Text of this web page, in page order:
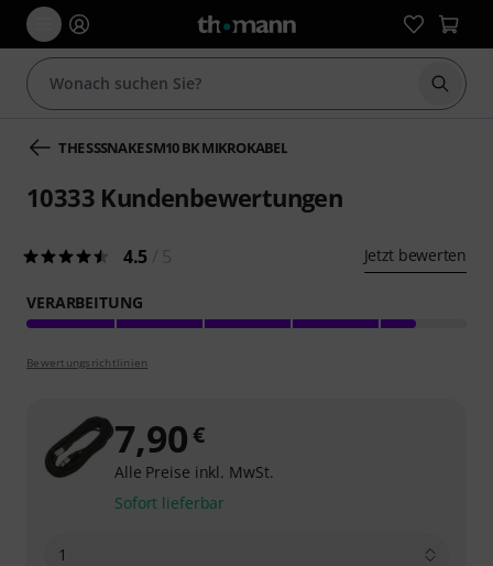
Suche
THE SSSNAKE SM10 BK MIKROKABEL
10333 Kundenbewertungen
4.5 Jetzt bewerten
VERARBEITUNG
Bewertungsrichtlinien
7,90 €
Alle Preise inkl. MwSt.
Sofort lieferbar
1